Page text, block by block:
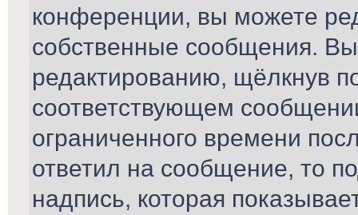
конференции, вы можете
собственные сообщения.
редактированию, щёлкнув
соответствующем
ограниченного времени
ответил на сообщение, то
надпись, которая